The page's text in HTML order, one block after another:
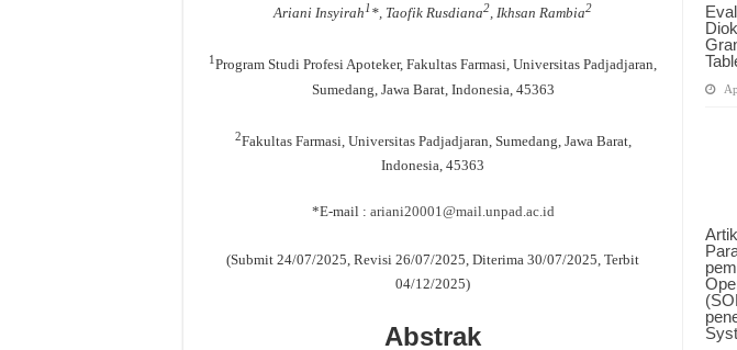
Ariani Insyirah 1 *, Taofik Rusdiana2, Ikhsan Rambia2
1 Program Studi Profesi Apoteker, Fakultas Farmasi, Universitas Padjadjaran,
Sumedang, Jawa Barat, Indonesia, 45363
2Fakultas Farmasi, Universitas Padjadjaran, Sumedang, Jawa Barat,
Indonesia, 45363
*E-mail : ariani20001@mail.unpad.ac.id
(Submit 24/07/2025, Revisi 26/07/2025, Diterima 30/07/2025, Terbit
04/12/2025)
Abstrak